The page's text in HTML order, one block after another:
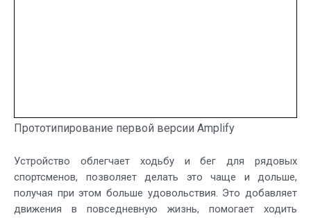
Прототипирование первой версии Amplify
Устройство облегчает ходьбу и бег для рядовых
спортсменов, позволяет делать это чаще и дольше,
получая при этом больше удовольствия. Это добавляет
движения в повседневную жизнь, помогает ходить